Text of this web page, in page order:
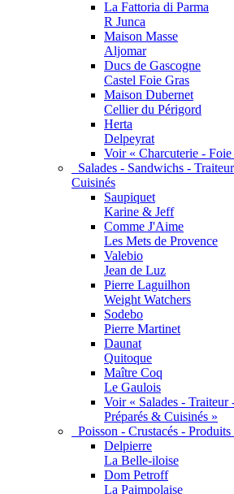
La Fattoria di Parma
R Junca
Maison Masse
Aljomar
Ducs de Gascogne
Castel Foie Gras
Maison Dubernet
Cellier du Périgord
Herta
Delpeyrat
Voir « Charcuterie - Foie
Salades - Sandwichs -
Cuisinés
Saupiquet
Karine & Jeff
Comme J'Aime
Les Mets de Provence
Valebio
Jean de Luz
Pierre Laguilhon
Weight Watchers
Sodebo
Pierre Martinet
Daunat
Quitoque
Maître Coq
Le Gaulois
Voir « Salades - Traiteur
Préparés & Cuisinés »
Poisson - Crustacés -
Delpierre
La Belle-iloise
Dom Petroff
La Paimpolaise